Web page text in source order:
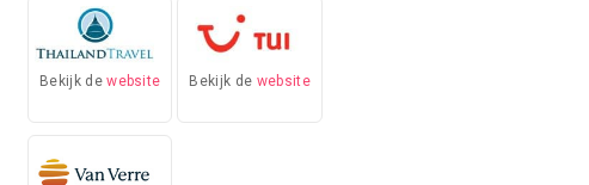
Bekijk dewebsite Bekijk de website